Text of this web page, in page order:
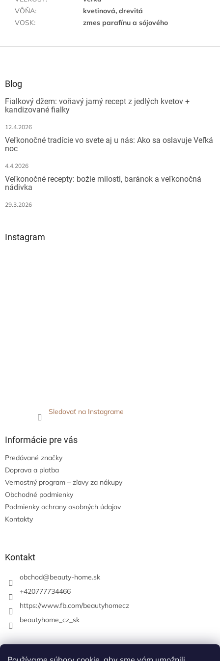
VÔŇA:
kvetinová, drevitá
VOSK: zmes parafínu a sójového
Blog
Fialkový džem: voňavý jarný recept z jedlých kvetov +
kandizované fialky
12.4.2026
Veľkonočné tradície vo svete aj u nás: Ako sa oslavuje Veľká
noc
4.4.2026
Veľkonočné recepty: božie milosti, baránok a veľkonočná
nádivka
29.3.2026
Instagram
Sledovať na Instagrame
Informácie pre vás
Predávané značky
Doprava a platba
Vernostný program – zľavy za nákupy
Obchodné podmienky
Podmienky ochrany osobných údajov
Kontakty
Kontakt
obchod@beauty-home.sk
+420777734466
https://www.fb.com/beautyhomecz
beautyhome_cz_sk